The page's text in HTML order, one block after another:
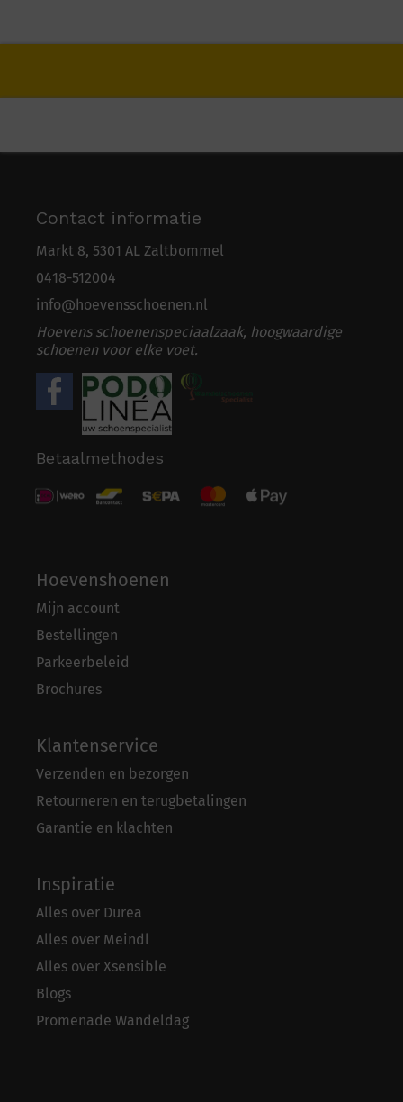
Contact informatie
Markt 8, 5301 AL Zaltbommel
0418-512004
info@hoevensschoenen.nl
Hoevens schoenenspeciaalzaak, hoogwaardige
schoenen voor elke voet.
Betaalmethodes
Hoevenshoenen
Mijn account
Bestellingen
Parkeerbeleid
Brochures
Klantenservice
Verzenden en bezorgen
Retourneren en terugbetalingen
Garantie en klachten
Inspiratie
Alles over Durea
Alles over Meindl
Alles over Xsensible
Blogs
Promenade Wandeldag